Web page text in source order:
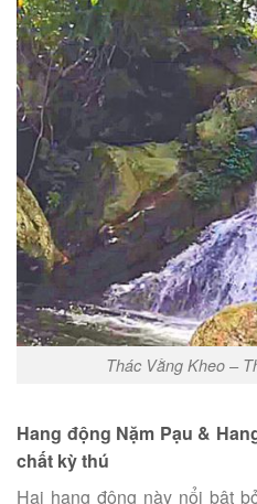
Thác Vằng Kheo –
Hang động Nặm Pạu &
chất kỳ thú
Hai hang động này nổi bật